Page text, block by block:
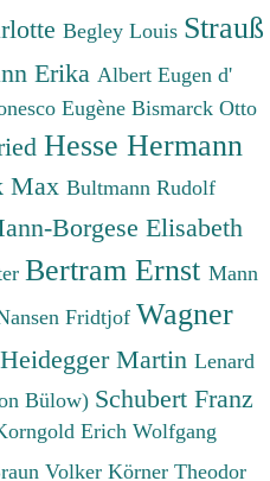
Begley Louis Strauß
Erika Albert Eugen d'
Eugène Bismarck Otto
Hesse Hermann
Max Bultmann Rudolf
Borgese Elisabeth
Bertram Ernst Mann
Fridtjof Wagner
Heidegger Martin Lenard
Bülow) Schubert Franz
Erich Wolfgang
Volker Körner Theodor